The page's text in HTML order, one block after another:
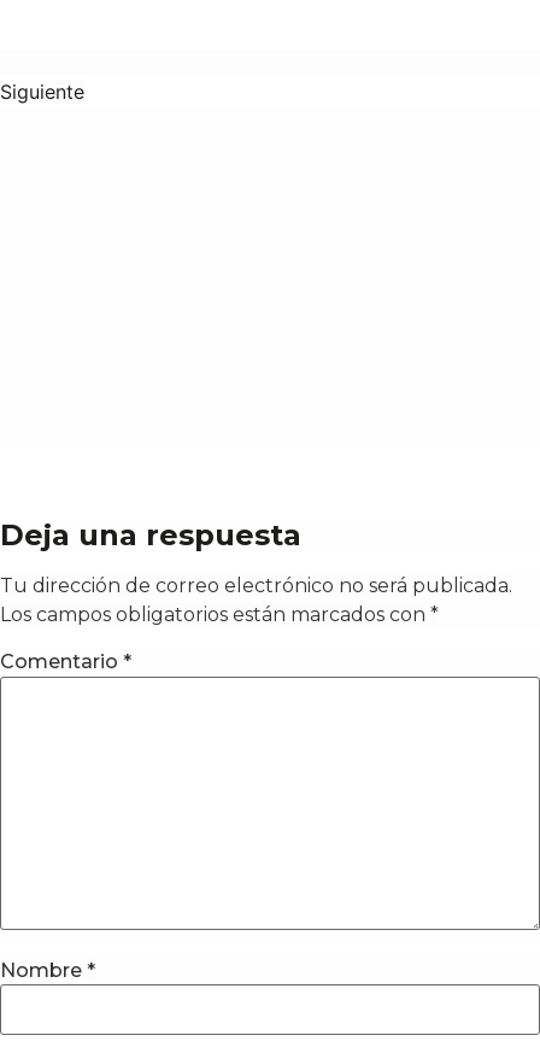
Siguiente
Deja una respuesta
Tu dirección de correo electrónico no será publicada.
Los campos obligatorios están marcados con *
Comentario *
Nombre *